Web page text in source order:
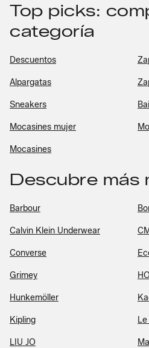
Top picks:
categoría
Descuentos
Alpargatas
Sneakers
Mocasines mujer
Mocasines
Descubre más
Barbour
Calvin Klein Underwear
Converse
Grimey
Hunkemöller
Kipling
LIU JO